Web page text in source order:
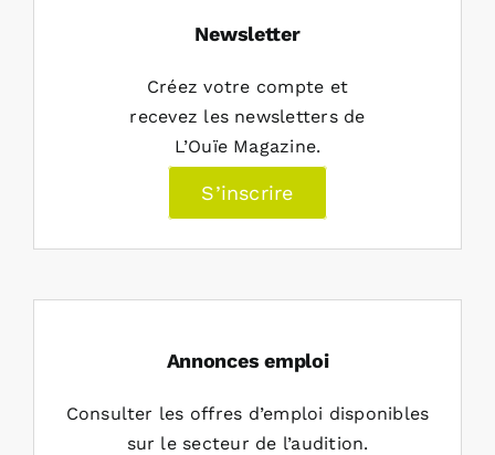
Newsletter
Créez votre compte et
recevez les newsletters de
L’Ouïe Magazine.
S’inscrire
Annonces emploi
Consulter les offres d’emploi disponibles
sur le secteur de l’audition.